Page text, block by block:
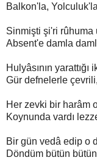
Balkon'la,
Sinmişti şi'ri rûhuma
Absent'e damla
Hulyâsının
Gür defnelerle
Her zevki bir harâm
Koynunda vardı
Bir gün vedâ edip o
Döndüm bütün